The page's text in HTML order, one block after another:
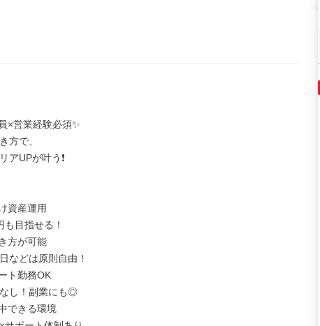
×営業経験必須✨
方で、
アUPが叶う❗
資産運用
目指せる！
方が可能
などは原則自由！
ト勤務OK
し！副業にも◎
できる環境